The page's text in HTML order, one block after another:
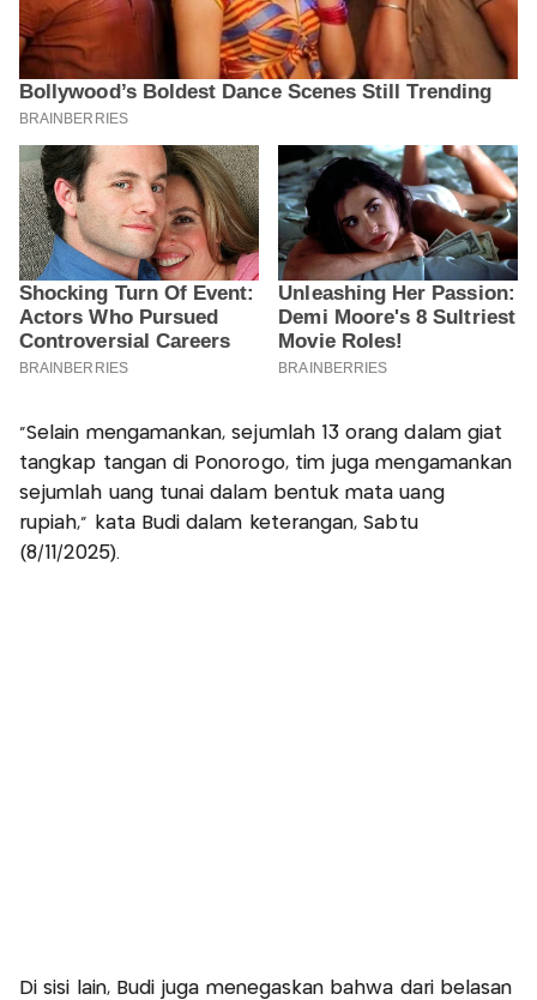
"Selain mengamankan, sejumlah 13 orang dalam giat
tangkap tangan di Ponorogo, tim juga mengamankan
sejumlah uang tunai dalam bentuk mata uang
rupiah," kata Budi dalam keterangan, Sabtu
(8/11/2025).
Di sisi lain, Budi juga menegaskan bahwa dari belasan